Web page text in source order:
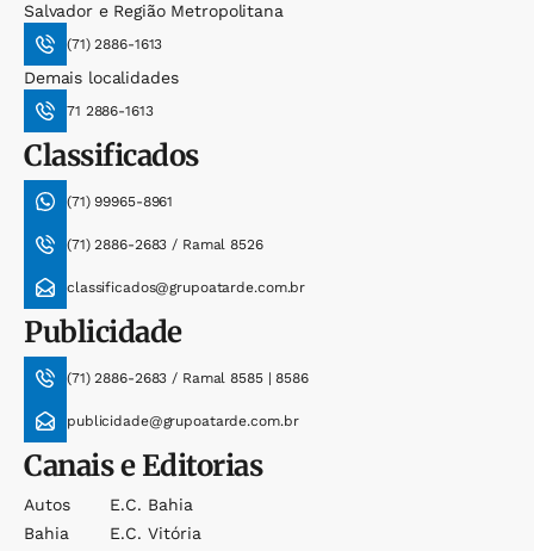
Salvador e Região Metropolitana
(71) 2886-1613
Demais localidades
71 2886-1613
Classificados
(71) 99965-8961
(71) 2886-2683 / Ramal 8526
classificados@grupoatarde.com.br
Publicidade
(71) 2886-2683 / Ramal 8585 | 8586
publicidade@grupoatarde.com.br
Canais e Editorias
Autos
Bahia
E.c. Bahia
E.c. Vitória